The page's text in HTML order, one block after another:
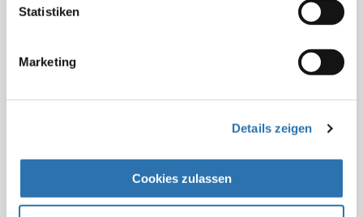
Statistiken
Marketing
Details zeigen
Cookies zulassen
Gütesiegel verleiht, nachdem international
bezogene Qualitätsstandards erreicht und bewertet
worden sind. Über 500 Krankenhäuser in Deutschland
Deutschen Ärztetages wurde 2005 das
„Aktionsbündnis Patientensicherheit APS“ gegründet